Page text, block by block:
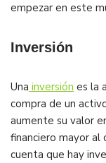
empezar en este
Inversión
Una inversión es la
compra de un
aumente su valor
financiero mayor
cuenta que hay